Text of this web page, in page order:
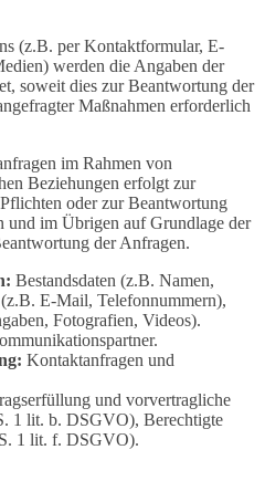
(z.B. per Kontaktformular, E-
werden die Angaben der
soweit dies zur Beantwortung der
Maßnahmen erforderlich
im Rahmen von
Beziehungen erfolgt zur
oder zur Beantwortung
im Übrigen auf Grundlage der
der Anfragen.
Bestandsdaten (z.B. Namen,
E-Mail, Telefonnummern),
Fotografien, Videos).
Kontaktanfragen und
und vorvertragliche
1 lit. b. DSGVO), Berechtigte
1 lit. f. DSGVO).